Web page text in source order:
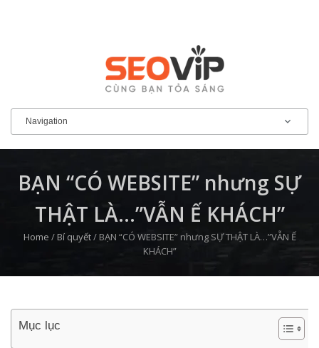
BẠN “CÓ WEBSITE” nhưng SỰ
THẬT LÀ…”VẪN Ế KHÁCH”
Home / Bí quyết/ BẠN “CÓ WEBSITE” nhưng SỰ THẬT LÀ…”VẪN Ế
KHÁCH”
Mục lục